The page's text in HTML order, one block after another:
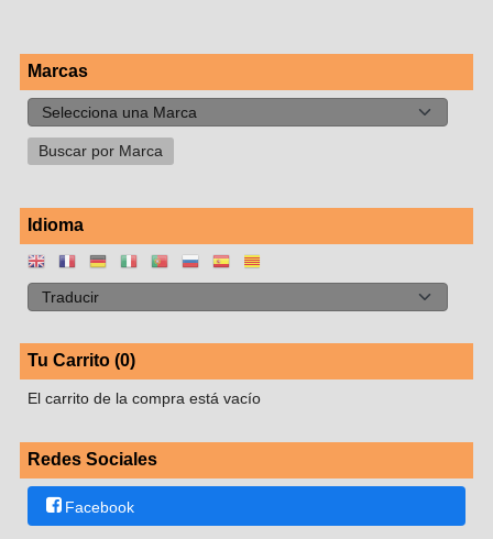
Marcas
Idioma
Tu Carrito (0)
El carrito de la compra está vacío
Redes Sociales
Facebook